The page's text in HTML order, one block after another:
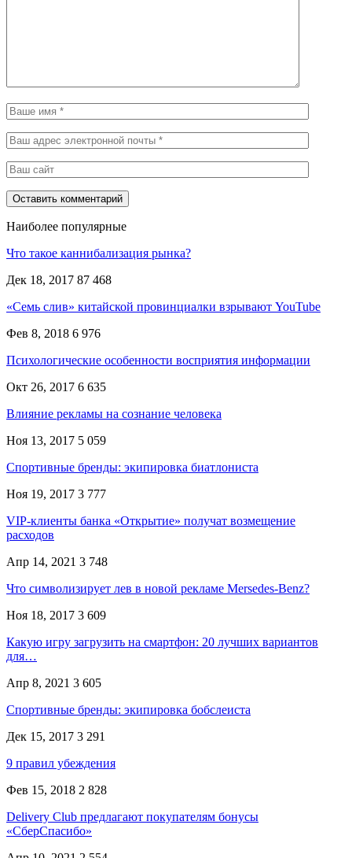
Наиболее популярные
Что такое каннибализация рынка?
Дек 18, 2017 87 468
«Семь слив» китайской провинциалки взрывают YouTube
Фев 8, 2018 6 976
Психологические особенности восприятия информации
Окт 26, 2017 6 635
Влияние рекламы на сознание человека
Ноя 13, 2017 5 059
Спортивные бренды: экипировка биатлониста
Ноя 19, 2017 3 777
VIP-клиенты банка «Открытие» получат возмещение
расходов
Апр 14, 2021 3 748
Что символизирует лев в новой рекламе Mersedes-Benz?
Ноя 18, 2017 3 609
Какую игру загрузить на смартфон: 20 лучших вариантов
для…
Апр 8, 2021 3 605
Спортивные бренды: экипировка бобслеиста
Дек 15, 2017 3 291
9 правил убеждения
Фев 15, 2018 2 828
Delivery Club предлагают покупателям бонусы
«СберСпасибо»